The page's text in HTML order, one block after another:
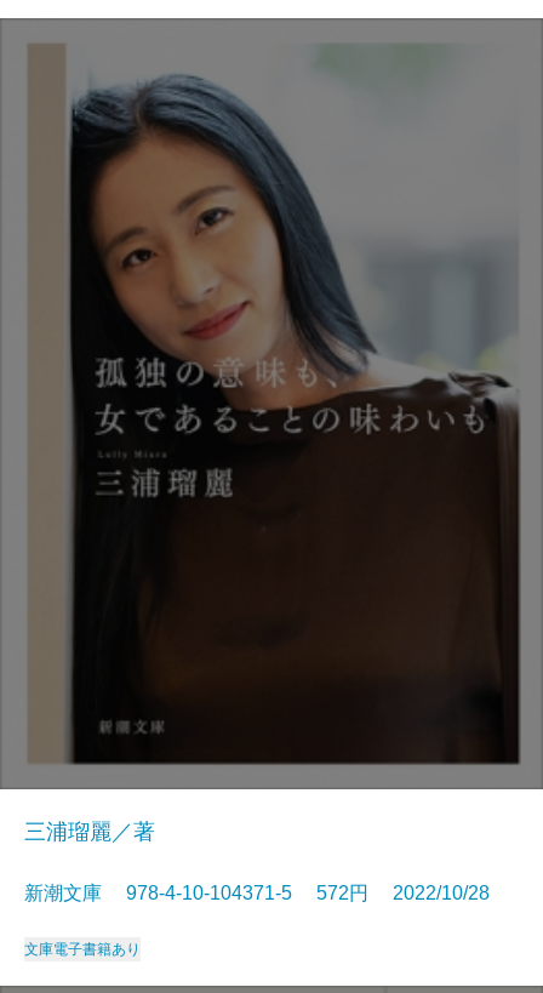
三浦瑠麗／著
新潮文庫 978-4-10-104371-5 572円 2022/10/28
文庫電子書籍あり